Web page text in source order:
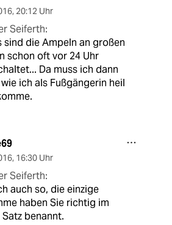
, 20:12 Uhr
Seiferth:
sind die Ampeln an großen
schon oft vor 24 Uhr
Da muss ich dann
ich als Fußgängerin heil
, 16:30 Uhr
Seiferth:
auch so, die einzige
haben Sie richtig im
benannt.